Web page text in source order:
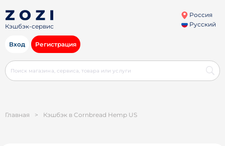
Кэшбэк-сервис
Россия
Русский
Вход Регистрация
Главная > Кэшбэк в Cornbread Hemp US